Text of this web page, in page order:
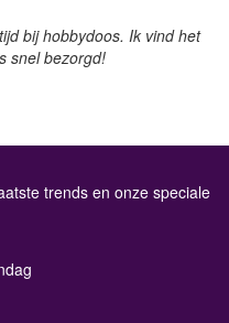
bij hobbydoos. Ik vind het
snel bezorgd!
trends en onze speciale